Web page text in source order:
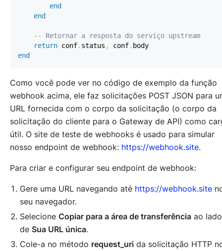
end
end
-- Retornar a resposta do serviço upstream
return conf. status , conf.
end
Como você pode ver no código de exemplo da função
webhook acima, ele faz solicitações POST JSON para
URL fornecida com o corpo da solicitação (o corpo da
solicitação do cliente para o Gateway de API) como
útil. O site de teste de webhooks é usado para simular
nosso endpoint de webhook: https://webhook.site.
Para criar e configurar seu endpoint de webhook:
Gere uma URL navegando até https://webhook.site
seu navegador.
Selecione Copiar para a área de transferência ao lado
de Sua URL única.
Cole-a no método request_uri da solicitação HTTP